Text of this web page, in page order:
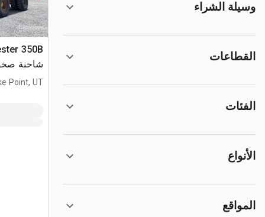
وسيلة الشراء
القطاعات
الفئات
الأنواع
المواقع
350B
شاحنة
Point, UT